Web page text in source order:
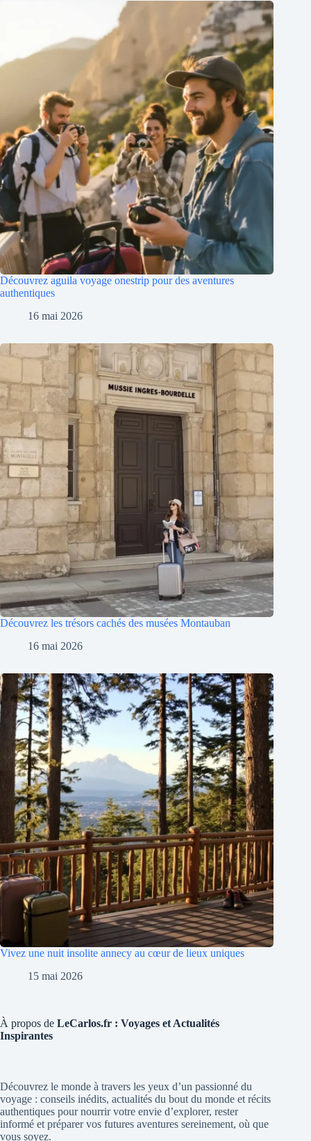
Découvrez aguila voyage onestrip pour des aventures
authentiques
16 mai 2026
Découvrez les trésors cachés des musées Montauban
16 mai 2026
Vivez une nuit insolite annecy au cœur de lieux uniques
15 mai 2026
À propos de LeCarlos.fr : Voyages et Actualités
Inspirantes
Découvrez le monde à travers les yeux d’un passionné du
voyage : conseils inédits, actualités du bout du monde et récits
authentiques pour nourrir votre envie d’explorer, rester
informé et préparer vos futures aventures sereinement, où que
vous soyez.